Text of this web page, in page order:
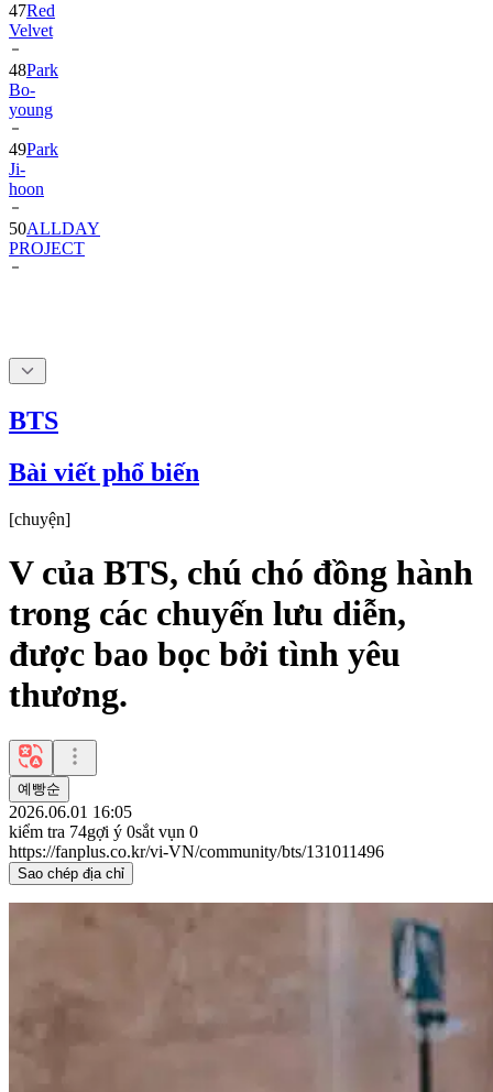
47Red
Velvet
48Park
Bo-
young
49Park
Ji-
hoon
50ALLDAY
PROJECT
BTS
Bài viết phổ biến
[chuyện]
V của BTS, chú chó đồng hành
trong các chuyến lưu diễn,
được bao bọc bởi tình yêu
thương.
예빵순
2026.06.01 16:05
kiểm tra 74gợi ý 0sắt vụn 0
https://fanplus.co.kr/vi-VN/community/bts/131011496
Sao chép địa chỉ